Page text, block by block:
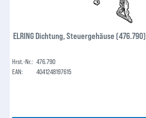
ELRING Dichtung, Steuergehäuse (476.790)
Hrst.-Nr.: 476.790
EAN:
4041248197615